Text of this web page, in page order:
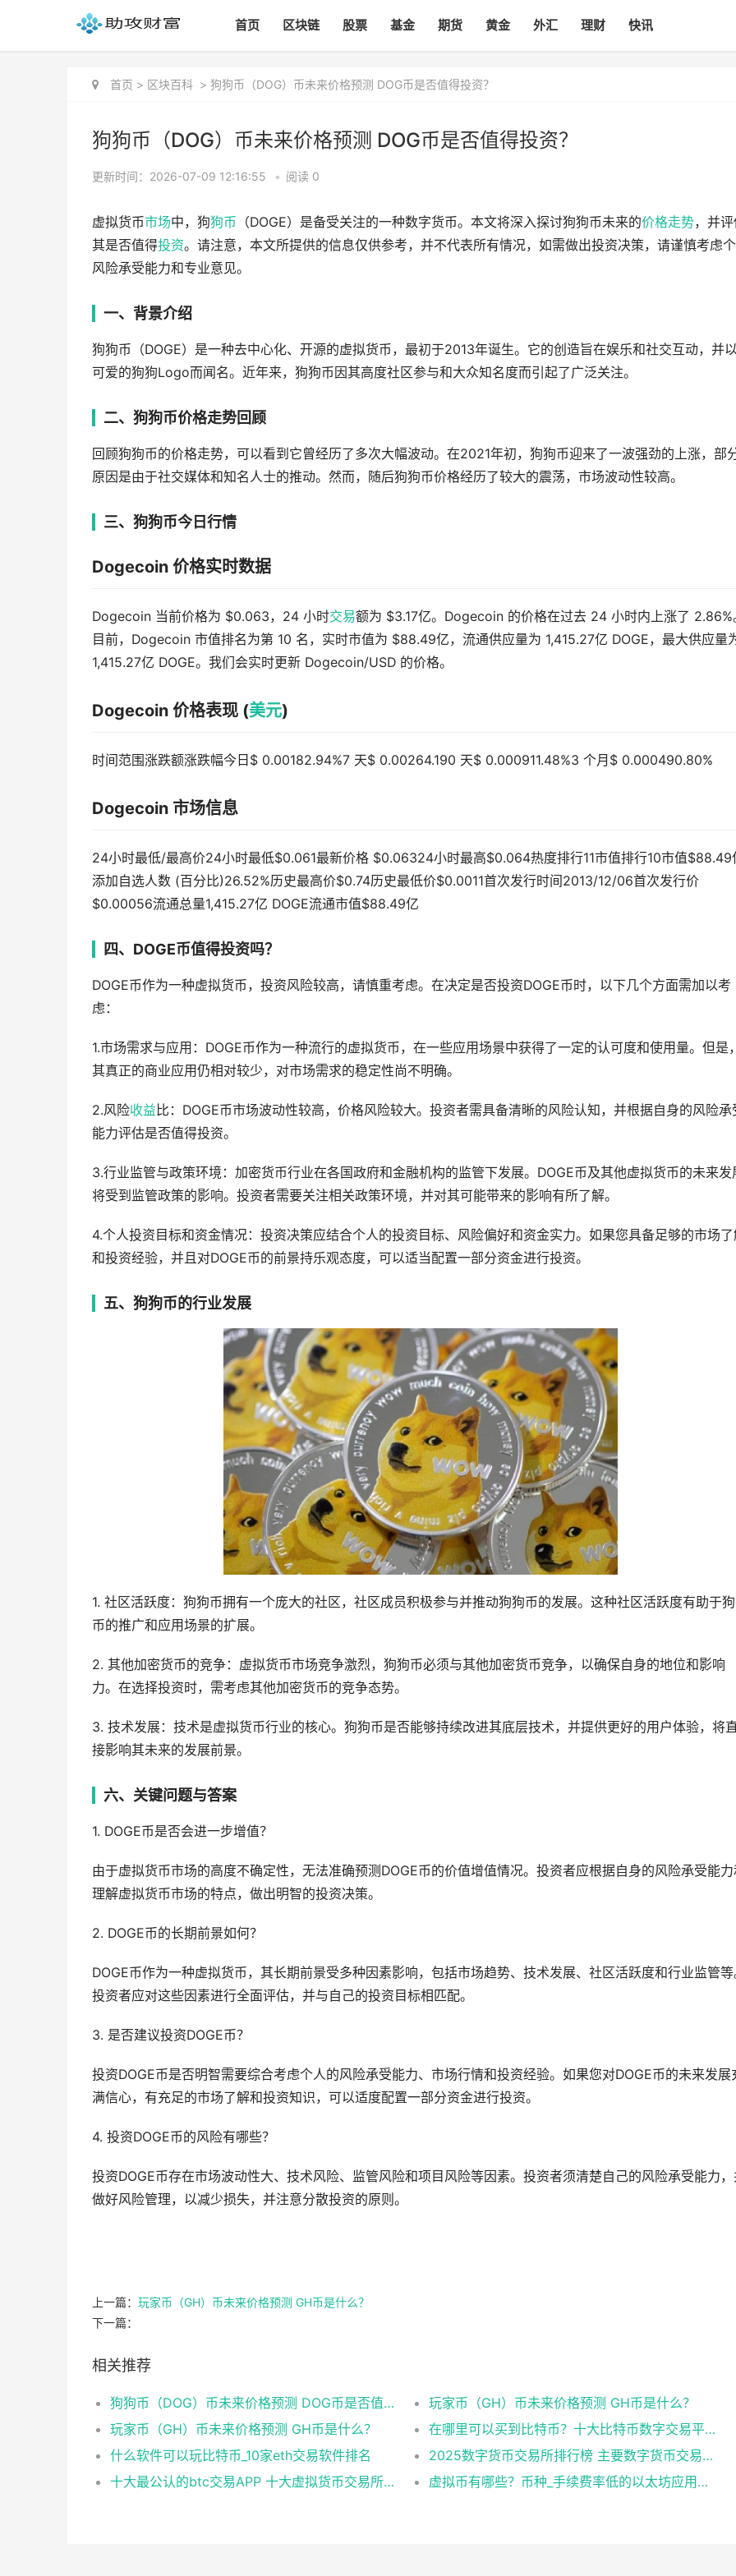
首页 区块链 股票 基金 期货 黄金 外汇 理财 快讯
首页 > 区块百科 > 狗狗币（DOG）币未来价格预测 DOG币是否值得投资？
狗狗币（DOG）币未来价格预测 DOG币是否值得投资？
更新时间：2026-07-09 12:16:55 • 阅读 0
虚拟货币市场中，狗狗币 （DOGE）是备受关注的一种数字货币。本文将深入探讨狗狗币未来的价格走势，并
其是否值得投资。请注意，本文所提供的信息仅供参考，并不代表所有情况，如需做出投资决策，请谨慎考虑
风险承受能力和专业意见。
一、背景介绍
狗狗币（DOGE）是一种去中心化、开源的虚拟货币，最初于2013年诞生。它的创造旨在娱乐和社交互动，并
可爱的狗狗Logo而闻名。近年来，狗狗币因其高度社区参与和大众知名度而引起了广泛关注。
二、狗狗币价格走势回顾
回顾狗狗币的价格走势，可以看到它曾经历了多次大幅波动。在2021年初，狗狗币迎来了一波强劲的上涨，部
原因是由于社交媒体和知名人士的推动。然而，随后狗狗币价格经历了较大的震荡，市场波动性较高。
三、狗狗币今日行情
Dogecoin 价格实时数据
Dogecoin 当前价格为 $0.063，24 小时交易额为 $3.17亿。Dogecoin 的价格在过去 24 小时内上涨了 2.86%
目前，Dogecoin 市值排名为第 10 名，实时市值为 $88.49亿，流通供应量为 1,415.27亿 DOGE，最大供应量
1,415.27亿 DOGE。我们会实时更新 Dogecoin/USD 的价格。
Dogecoin 价格表现 (美元)
时间范围涨跌额涨跌幅今日$ 0.00182.94%7 天$ 0.00264.190 天$ 0.000911.48%3 个月$ 0.000490.80%
Dogecoin 市场信息
24小时最低/最高价24小时最低$0.061最新价格 $0.06324小时最高$0.064热度排行11市值排行10市值$88.49
添加自选人数 (百分比)26.52%历史最高价$0.74历史最低价$0.0011首次发行时间2013/12/06首次发行价
$0.00056流通总量1,415.27亿 DOGE流通市值$88.49亿
四、DOGE币值得投资吗？
DOGE币作为一种虚拟货币，投资风险较高，请慎重考虑。在决定是否投资DOGE币时，以下几个方面需加以考
虑：
1.市场需求与应用：DOGE币作为一种流行的虚拟货币，在一些应用场景中获得了一定的认可度和使用量。但是
其真正的商业应用仍相对较少，对市场需求的稳定性尚不明确。
2.风险收益 比：DOGE币市场波动性较高，价格风险较大。投资者需具备清晰的风险认知，并根据自身的风险承
能力评估是否值得投资。
3.行业监管与政策环境：加密货币行业在各国政府和金融机构的监管下发展。DOGE币及其他虚拟货币的未来发
将受到监管政策的影响。投资者需要关注相关政策环境，并对其可能带来的影响有所了解。
4.个人投资目标和资金情况：投资决策应结合个人的投资目标、风险偏好和资金实力。如果您具备足够的市场
和投资经验，并且对DOGE币的前景持乐观态度，可以适当配置一部分资金进行投资。
五、狗狗币的行业发展
1. 社区活跃度：狗狗币拥有一个庞大的社区，社区成员积极参与并推动狗狗币的发展。这种社区活跃度有助于
币的推广和应用场景的扩展。
2. 其他加密货币的竞争：虚拟货币市场竞争激烈，狗狗币必须与其他加密货币竞争，以确保自身的地位和影响
力。在选择投资时，需考虑其他加密货币的竞争态势。
3. 技术发展：技术是虚拟货币行业的核心。狗狗币是否能够持续改进其底层技术，并提供更好的用户体验，将
接影响其未来的发展前景。
六、关键问题与答案
1. DOGE币是否会进一步增值？
由于虚拟货币市场的高度不确定性，无法准确预测DOGE币的价值增值情况。投资者应根据自身的风险承受能
理解虚拟货币市场的特点，做出明智的投资决策。
2. DOGE币的长期前景如何？
DOGE币作为一种虚拟货币，其长期前景受多种因素影响，包括市场趋势、技术发展、社区活跃度和行业监管
投资者应对这些因素进行全面评估，并与自己的投资目标相匹配。
3. 是否建议投资DOGE币？
投资DOGE币是否明智需要综合考虑个人的风险承受能力、市场行情和投资经验。如果您对DOGE币的未来发展
满信心，有充足的市场了解和投资知识，可以适度配置一部分资金进行投资。
4. 投资DOGE币的风险有哪些？
投资DOGE币存在市场波动性大、技术风险、监管风险和项目风险等因素。投资者须清楚自己的风险承受能力
做好风险管理，以减少损失，并注意分散投资的原则。
上一篇： 玩家币（GH）币未来价格预测 GH币是什么？
下一篇：
相关推荐
狗狗币（DOG）币未来价格预测 DOG币是否值得投资？
玩家币（GH）币未来价格预测 GH币是什么？
玩家币（GH）币未来价格预测 GH币是什么？
在哪里可以买到比特币？十大比特币数字交易平台排行榜
什么软件可以玩比特币_10家eth交易软件排名
2025数字货币交易所排行榜 主要数字货币交易所排名
十大最公认的btc交易APP 十大虚拟货币交易所app排名
虚拟币有哪些？币种_手续费率低的以太坊应用排名盘点